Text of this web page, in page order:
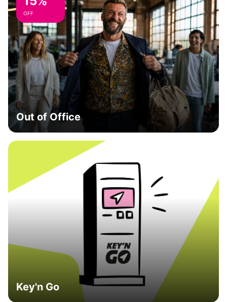
OFF
Out of Office
Key'n Go